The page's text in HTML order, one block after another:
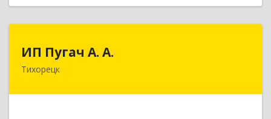
ИП Пугач А. А.
Тихорецк
352114, Краснодарский край, Тихорецкий р-н,